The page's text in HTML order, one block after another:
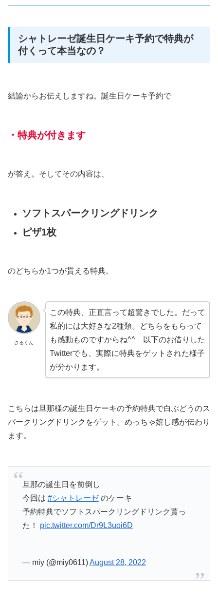
シャトレーゼ誕生日ケーキ予約で特典が
付くって本当なの？
結論からお伝えしますね。誕生日ケーキ予約で
・特典が付きます
が答え。そしてその内容は、
ソフトスパークリングドリンク
ピザ1枚
のどちらか1つが貰える特典。
さるくん
この特典、正直言って超驚きでした。だって
私的には大好きな2種類。どちらをもらって
も感動ものですからね^^ 以下のお借りした
Twitterでも、実際に特典をゲットされた様子
が分かります。
こちらは旦那様の誕生日ケーキの予約特典で白ぶどうのス
パークリングドリンクをゲット。めっちゃ嬉し感が伝わり
ます。
旦那の誕生日を前倒し
今回は #シャトレーゼのケーキ
予約特典でソフトスパークリングドリンク貰っ
た！ pic.twitter.com/Dr9L3uoi6D
— miy (@miy0611)August 28, 2022